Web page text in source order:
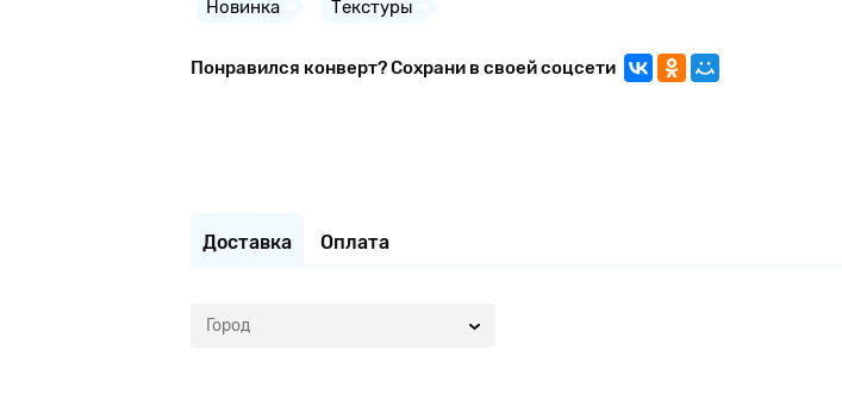
Новинка Текстуры
Понравился конверт? Сохрани в своей соцсети
Доставка Оплата
Город